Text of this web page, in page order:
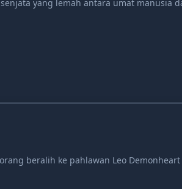
yang lemah antara umat manusia
beralih ke pahlawan Leo